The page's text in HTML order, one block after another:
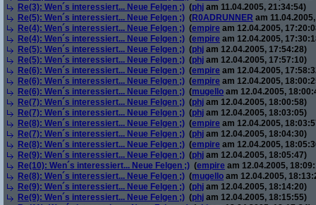
Re(3): Wen´s interessiert... Neue Felgen ;) (phj am 11.04.2005, 21:34:54)
Re(5): Wen´s interessiert... Neue Felgen ;) (R0ADRUNNER am
Re(4): Wen´s interessiert... Neue Felgen ;) (empire am 12.04.2005,
Re(4): Wen´s interessiert... Neue Felgen ;) (empire am 12.04.2005,
Re(5): Wen´s interessiert... Neue Felgen ;) (phj am 12.04.2005, 17:54:28)
Re(5): Wen´s interessiert... Neue Felgen ;) (phj am 12.04.2005, 17:57:10)
Re(6): Wen´s interessiert... Neue Felgen ;) (empire am 12.04.2005,
Re(6): Wen´s interessiert... Neue Felgen ;) (empire am 12.04.2005,
Re(6): Wen´s interessiert... Neue Felgen ;) (mugello am 12.04.2005,
Re(7): Wen´s interessiert... Neue Felgen ;) (phj am 12.04.2005, 18:00:58)
Re(7): Wen´s interessiert... Neue Felgen ;) (phj am 12.04.2005, 18:03:05)
Re(8): Wen´s interessiert... Neue Felgen ;) (empire am 12.04.2005,
Re(7): Wen´s interessiert... Neue Felgen ;) (phj am 12.04.2005, 18:04:30)
Re(8): Wen´s interessiert... Neue Felgen ;) (empire am 12.04.2005,
Re(9): Wen´s interessiert... Neue Felgen ;) (phj am 12.04.2005, 18:05:47)
Re(10): Wen´s interessiert... Neue Felgen ;) (empire am 12.04.2005,
Re(8): Wen´s interessiert... Neue Felgen ;) (mugello am 12.04.2005,
Re(9): Wen´s interessiert... Neue Felgen ;) (phj am 12.04.2005, 18:14:20)
Re(9): Wen´s interessiert... Neue Felgen ;) (phj am 12.04.2005, 18:15:55)